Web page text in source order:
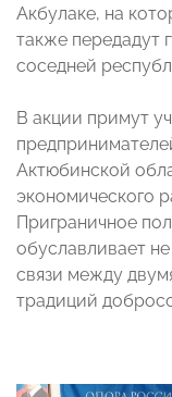
Акбулаке, на
также передадут
соседней
В акции примут
Актюбинской
экономического
Приграничное
обуславливает
связи между
традиций